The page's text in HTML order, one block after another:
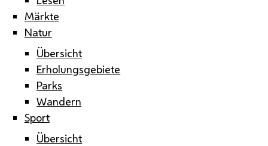
Märkte
Natur
Übersicht
Erholungsgebiete
Parks
Wandern
Sport
Übersicht